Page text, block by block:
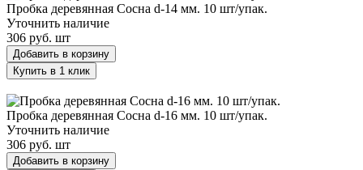
Пробка деревянная Сосна d-14 мм. 10 шт/упак.
Уточнить наличие
306 руб. шт
Добавить в корзину
Купить в 1 клик
Пробка деревянная Сосна d-16 мм. 10 шт/упак.
Уточнить наличие
306 руб. шт
Добавить в корзину